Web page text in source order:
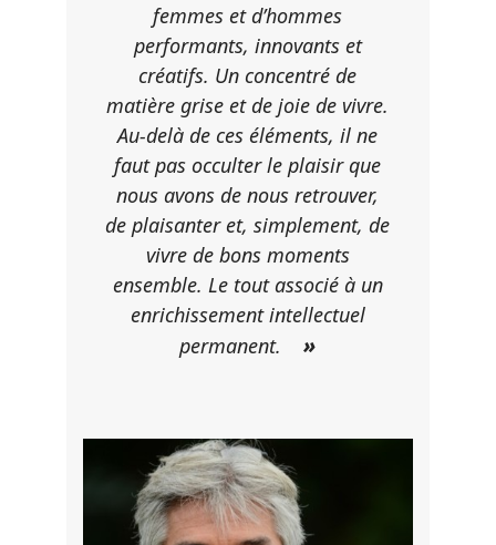
femmes et d’hommes
performants, innovants et
créatifs. Un concentré de
matière grise et de joie de vivre.
Au-delà de ces éléments, il ne
faut pas occulter le plaisir que
nous avons de nous retrouver,
de plaisanter et, simplement, de
vivre de bons moments
ensemble. Le tout associé à un
enrichissement intellectuel
permanent.
»